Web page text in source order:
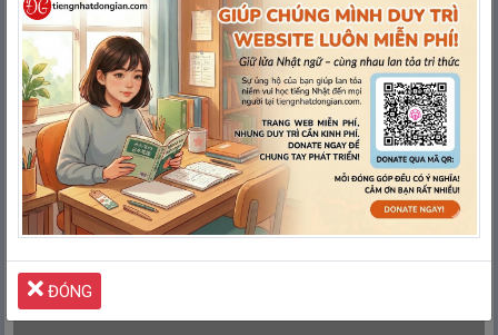
1. Sách Luyện Thi 20 Nichi De
Goukaku N2
Quảng cáo giúp Tiếng Nhật Đơn Giản duy trì Website
LUÔN MIỄN PHÍ
Xin lỗi vì đã làm phiền mọi người!
ĐÓNG